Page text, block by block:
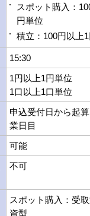
スポット購入：
円単位
積立：100円以上
15:30
1円以上1円単位
1口以上1口単位
申込受付日から起
業日目
可能
不可
スポット購入：受
資型